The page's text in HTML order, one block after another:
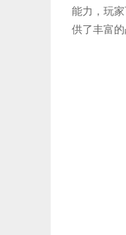
能力，玩
供了丰富的